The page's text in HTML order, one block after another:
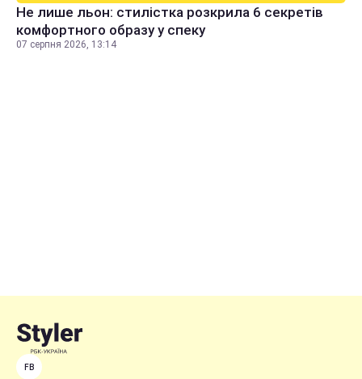
Не лише льон: стилістка розкрила 6 секретів
комфортного образу у спеку
07 серпня 2026, 13:14
FB